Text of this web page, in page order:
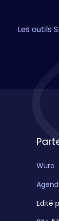
Les outils
Wuro
Edité